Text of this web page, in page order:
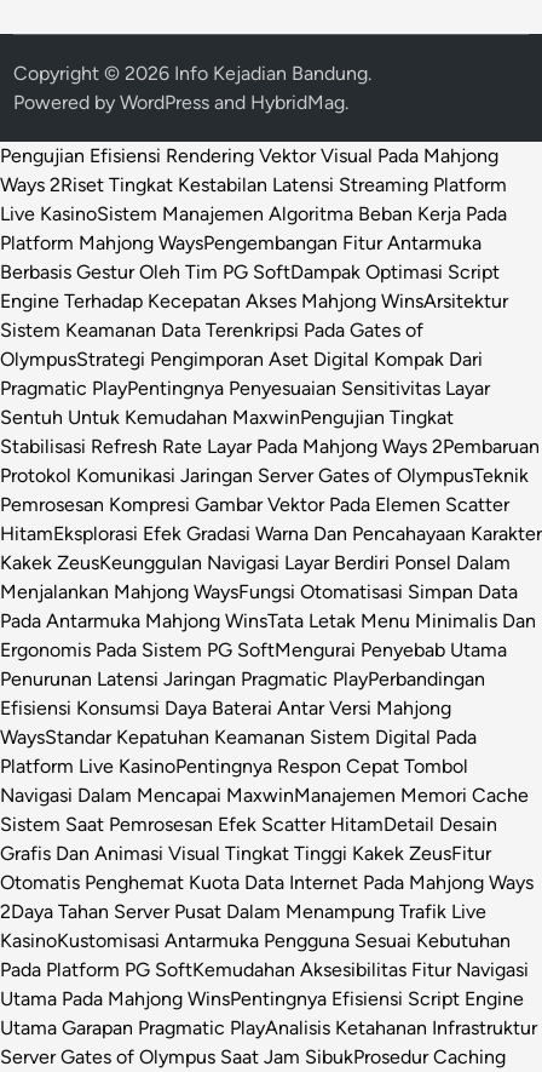
Copyright © 2026 Info Kejadian Bandung.
Powered byWordPress and HybridMag.
Pengujian Efisiensi Rendering Vektor Visual Pada Mahjong
Ways 2Riset Tingkat Kestabilan Latensi Streaming Platform
Live KasinoSistem Manajemen Algoritma Beban Kerja Pada
Platform Mahjong WaysPengembangan Fitur Antarmuka
Berbasis Gestur Oleh Tim PG SoftDampak Optimasi Script
Engine Terhadap Kecepatan Akses Mahjong WinsArsitektur
Sistem Keamanan Data Terenkripsi Pada Gates of
OlympusStrategi Pengimporan Aset Digital Kompak Dari
Pragmatic PlayPentingnya Penyesuaian Sensitivitas Layar
Sentuh Untuk Kemudahan MaxwinPengujian Tingkat
Stabilisasi Refresh Rate Layar Pada Mahjong Ways 2Pembaruan
Protokol Komunikasi Jaringan Server Gates of OlympusTeknik
Pemrosesan Kompresi Gambar Vektor Pada Elemen Scatter
HitamEksplorasi Efek Gradasi Warna Dan Pencahayaan Karakter
Kakek ZeusKeunggulan Navigasi Layar Berdiri Ponsel Dalam
Menjalankan Mahjong WaysFungsi Otomatisasi Simpan Data
Pada Antarmuka Mahjong WinsTata Letak Menu Minimalis Dan
Ergonomis Pada Sistem PG SoftMengurai Penyebab Utama
Penurunan Latensi Jaringan Pragmatic PlayPerbandingan
Efisiensi Konsumsi Daya Baterai Antar Versi Mahjong
WaysStandar Kepatuhan Keamanan Sistem Digital Pada
Platform Live KasinoPentingnya Respon Cepat Tombol
Navigasi Dalam Mencapai MaxwinManajemen Memori Cache
Sistem Saat Pemrosesan Efek Scatter HitamDetail Desain
Grafis Dan Animasi Visual Tingkat Tinggi Kakek ZeusFitur
Otomatis Penghemat Kuota Data Internet Pada Mahjong Ways
2Daya Tahan Server Pusat Dalam Menampung Trafik Live
KasinoKustomisasi Antarmuka Pengguna Sesuai Kebutuhan
Pada Platform PG SoftKemudahan Aksesibilitas Fitur Navigasi
Utama Pada Mahjong WinsPentingnya Efisiensi Script Engine
Utama Garapan Pragmatic PlayAnalisis Ketahanan Infrastruktur
Server Gates of Olympus Saat Jam SibukProsedur Caching